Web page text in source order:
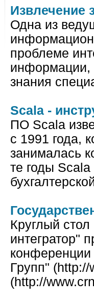
Извлечение
Одна из
проблеме
информации,
знания
Scala -
ПО Scala
с 1991 года,
занималась
те годы
Круглый
интегратор"
конференции
Групп" (http://
(http://